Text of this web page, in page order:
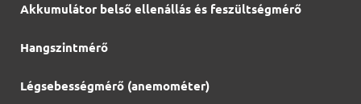
Akkumulátor belső ellenállás és feszültségmérő
Hangszintmérő
Légsebességmérő (anemométer)